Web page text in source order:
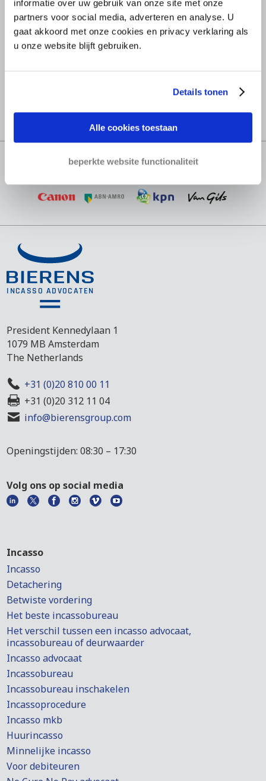
informatie over uw gebruik van onze site met onze
partners voor social media, adverteren en analyse. U
gaat akkoord met onze cookies en privacy verklaring als
u onze website blijft gebruiken.
Details tonen
Alle cookies toestaan
beperkte website functionaliteit
Echte middelen om druk te zetten op uw
debiteur
95% Succes score
President Kennedylaan 1
1079 MB Amsterdam
The Netherlands
+31 (0)20 810 00 11
+31 (0)20 312 11 04
info@bierensgroup.com
Openingstijden: 08:30 – 17:30
Volg ons op social media
Incasso
Incasso
Detachering
Betwiste vordering
Het beste incassobureau
Het verschil tussen een incasso advocaat,
incassobureau of deurwaarder
Incasso advocaat
Incassobureau
Incassobureau inschakelen
Incassoprocedure
Incasso mkb
Huurincasso
Minnelijke incasso
Voor debiteuren